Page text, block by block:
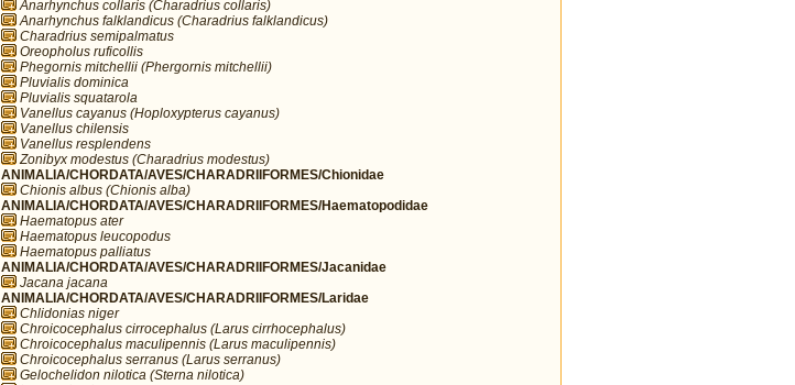
Anarhynchus collaris (Charadrius collaris)
Anarhynchus falklandicus (Charadrius falklandicus)
Charadrius semipalmatus
Oreopholus ruficollis
Phegornis mitchellii (Phergornis mitchellii)
Pluvialis dominica
Pluvialis squatarola
Vanellus cayanus (Hoploxypterus cayanus)
Vanellus chilensis
Vanellus resplendens
Zonibyx modestus (Charadrius modestus)
ANIMALIA/CHORDATA/AVES/CHARADRIIFORMES/Chionidae
Chionis albus (Chionis alba)
ANIMALIA/CHORDATA/AVES/CHARADRIIFORMES/Haematopodidae
Haematopus ater
Haematopus leucopodus
Haematopus palliatus
ANIMALIA/CHORDATA/AVES/CHARADRIIFORMES/Jacanidae
Jacana jacana
ANIMALIA/CHORDATA/AVES/CHARADRIIFORMES/Laridae
Chlidonias niger
Chroicocephalus cirrocephalus (Larus cirrhocephalus)
Chroicocephalus maculipennis (Larus maculipennis)
Chroicocephalus serranus (Larus serranus)
Gelochelidon nilotica (Sterna nilotica)